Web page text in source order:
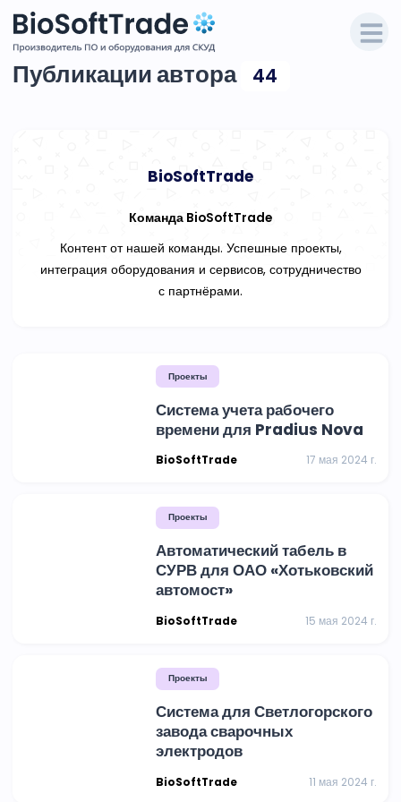
Публикации автора 44
BioSoftTrade
Команда BioSoftTrade
Контент от нашей команды. Успешные проекты,
интеграция оборудования и сервисов, сотрудничество
с партнёрами.
Проекты
Система учета рабочего
времени для Pradius Nova
BioSoftTrade 17 мая 2024 г.
Проекты
Автоматический табель в
СУРВ для ОАО «Хотьковский
автомост»
BioSoftTrade 15 мая 2024 г.
Проекты
Система для Светлогорского
завода сварочных
электродов
BioSoftTrade 11 мая 2024 г.